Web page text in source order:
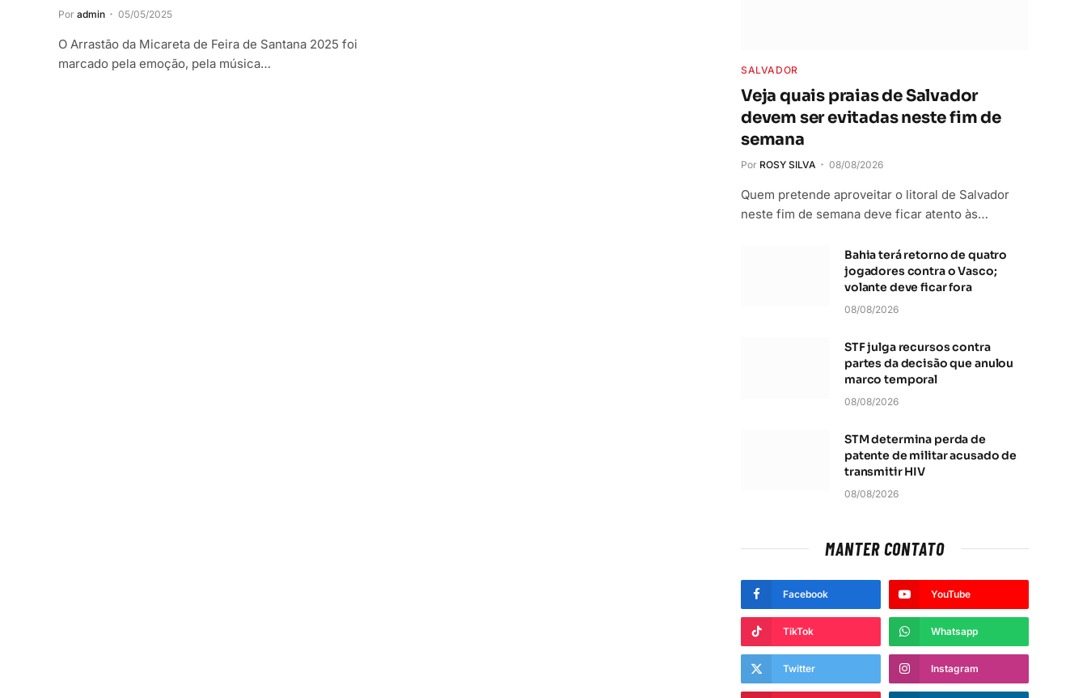
Por admin 05/05/2025
O Arrastão da Micareta de Feira de Santana 2025 foi
marcado pela emoção, pela música…
SALVADOR
Veja quais praias de Salvador
devem ser evitadas neste fim de
semana
Por ROSY SILVA 08/08/2026
Quem pretende aproveitar o litoral de Salvador
neste fim de semana deve ficar atento às…
Bahia terá retorno de quatro
jogadores contra o Vasco;
volante deve ficar fora
08/08/2026
STF julga recursos contra
partes da decisão que anulou
marco temporal
08/08/2026
STM determina perda de
patente de militar acusado de
transmitir HIV
08/08/2026
MANTER CONTATO
Facebook YouTube
TikTok Whatsapp
Twitter Instagram